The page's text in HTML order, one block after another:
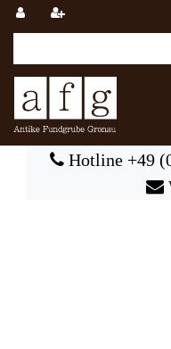
Hotline +49